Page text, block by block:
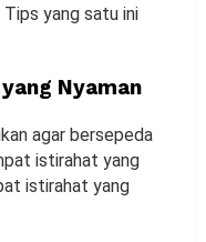
Tips yang satu ini
Nyaman
agar bersepeda
istirahat yang
istirahat yang